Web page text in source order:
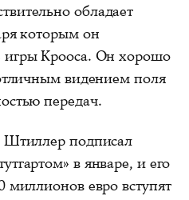
обладает
которым он
Крооса. Он хорошо
видением поля
передач.
подписал
в январе, и его
миллионов евро вступят